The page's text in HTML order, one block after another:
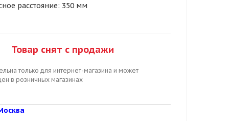
расстояние: 350 мм
Товар снят с продажи
только для интернет-магазина и может
в розничных магазинах